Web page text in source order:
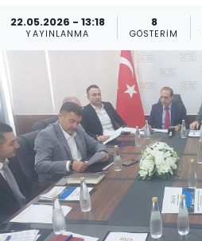
22.05.2026 - 13:18
YAYINLANMA
8
GÖSTERIM
KKTC
KKTC YEREL SEÇİM 2018
Kültür Sanat
Magazin
Moda